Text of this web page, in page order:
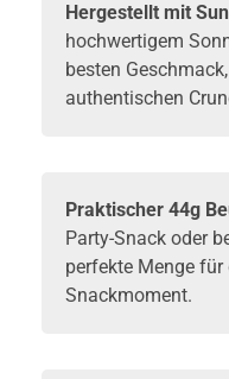
Hergestellt mit
hochwertigem
besten
authentischen
Praktischer 44g
Party-Snack oder
perfekte Menge
Snackmoment.